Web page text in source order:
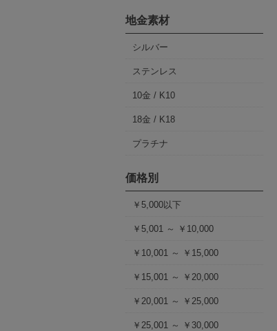
地金素材
シルバー
ステンレス
10金 / K10
18金 / K18
プラチナ
価格別
￥5,000以下
￥5,001 ～ ￥10,000
￥10,001 ～ ￥15,000
￥15,001 ～ ￥20,000
￥20,001 ～ ￥25,000
￥25,001 ～ ￥30,000